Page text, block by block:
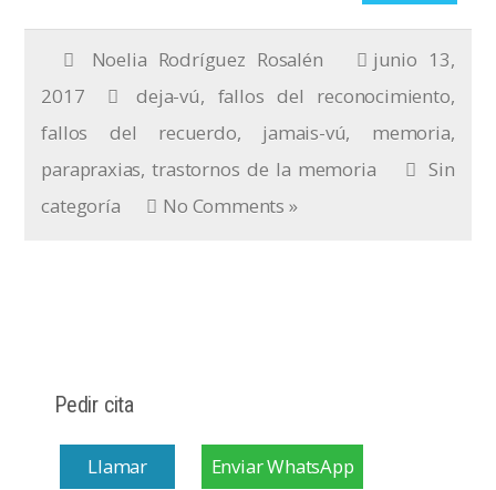
Noelia Rodríguez Rosalén
junio 13,
2017
deja-vú, fallos del reconocimiento,
fallos del recuerdo, jamais-vú, memoria,
parapraxias,trastornos de la memoria
Sin
categoría
No Comments »
Pedir cita
Llamar Enviar WhatsApp